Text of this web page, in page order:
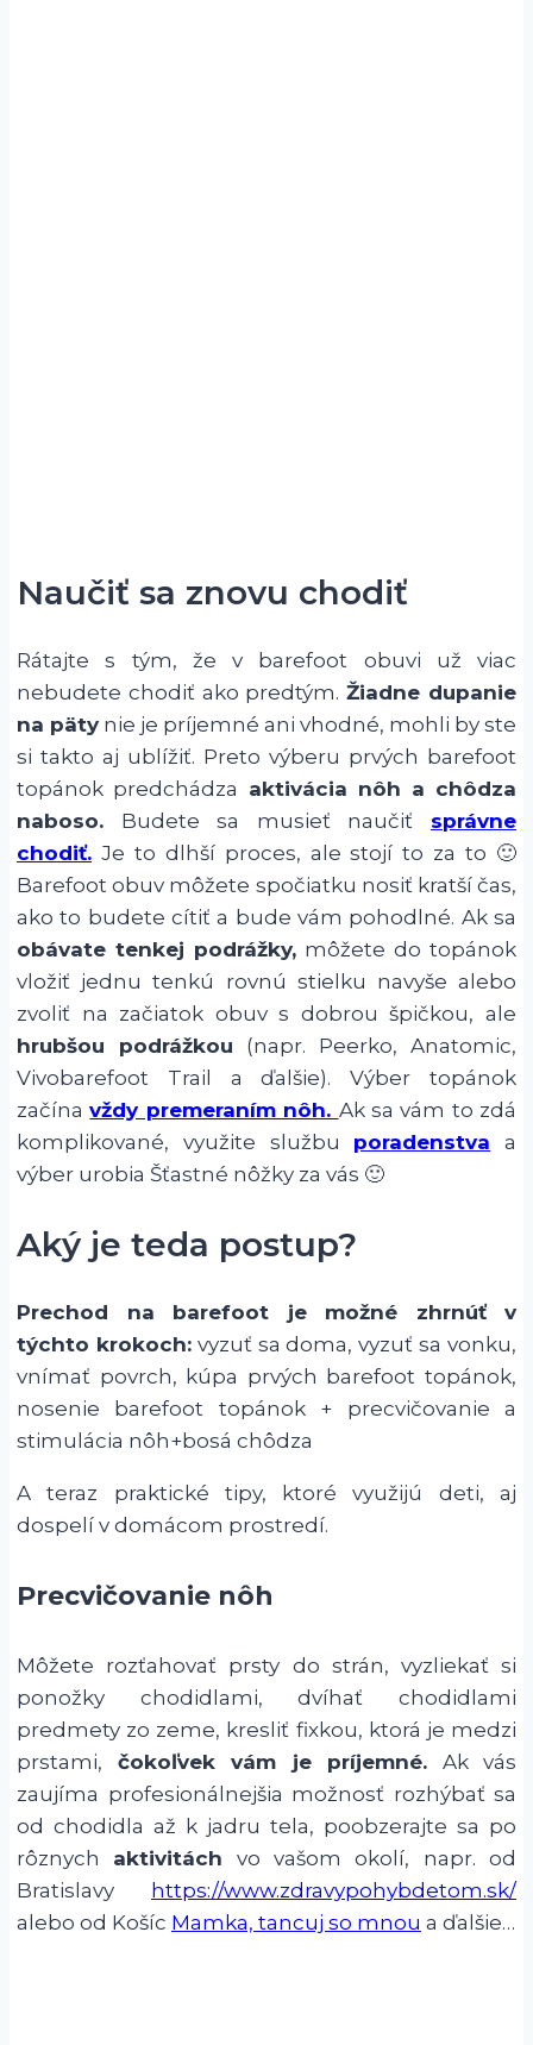
Naučiť sa znovu chodiť
Rátajte s tým, že v barefoot obuvi už viac
nebudete chodiť ako predtým.Žiadne dupanie
na päty nie je príjemné ani vhodné, mohli by ste
si takto aj ublížiť. Preto výberu prvých barefoot
topánok predchádza aktivácia nôh a chôdza
naboso. Budete sa musieť naučiť správne
chodiť. Je to dlhší proces, ale stojí to za to 🙂
Barefoot obuv môžete spočiatku nosiť kratší čas,
ako to budete cítiť a bude vám pohodlné. Ak sa
obávate tenkej podrážky, môžete do topánok
vložiť jednu tenkú rovnú stielku navyše alebo
zvoliť na začiatok obuv s dobrou špičkou, ale
hrubšou podrážkou (napr. Peerko, Anatomic,
Vivobarefoot Trail a ďalšie). Výber topánok
začínavždy premeraním nôh. Ak sa vám to zdá
komplikované, využite službu poradenstva a
výber urobia Šťastné nôžky za vás 🙂
Aký je teda postup?
Prechod na barefoot je možné zhrnúť v
týchto krokoch:vyzuť sa doma, vyzuť sa vonku,
vnímať povrch, kúpa prvých barefoot topánok,
nosenie barefoot topánok + precvičovanie a
stimulácia nôh+bosá chôdza
A teraz praktické tipy, ktoré využijú deti, aj
dospelí v domácom prostredí.
Precvičovanie nôh
Môžete rozťahovať prsty do strán, vyzliekať si
ponožky chodidlami, dvíhať chodidlami
predmety zo zeme, kresliť fixkou, ktorá je medzi
prstami, čokoľvek vám je príjemné. Ak vás
zaujíma profesionálnejšia možnosť rozhýbať sa
od chodidla až k jadru tela, poobzerajte sa po
rôznych aktivitách vo vašom okolí, napr. od
Bratislavy
https://www.zdravypohybdetom.sk/
alebo od Košíc Mamka, tancuj so mnou a ďalšie…